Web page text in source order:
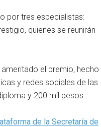
por tres especialistas:
quienes se reunirán
el premio, hecho
y redes sociales de las
y 200 mil pesos.
de la Secretaría de